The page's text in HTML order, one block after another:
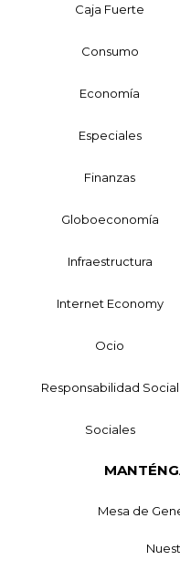
Caja Fuerte
Consumo
Economía
Especiales
Finanzas
Globoeconomía
Infraestructura
Internet Economy
Ocio
Responsabilidad Social
Sociales
Mesa de